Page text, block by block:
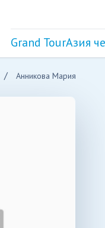
Grand TourАзия
Анникова Мария